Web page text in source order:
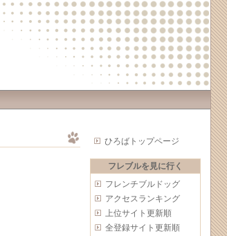
ひろばトップページ
フレブルを見に行く
フレンチブルドッグ
アクセスランキング
上位サイト更新順
全登録サイト更新順